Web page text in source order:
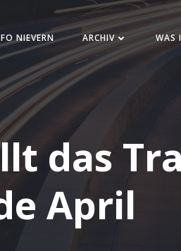
NIEVERN ARCHIV WAS
das
April